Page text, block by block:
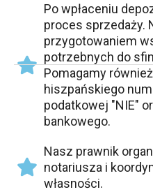
Po wpłaceniu
proces sprzedaży.
przygotowaniem
potrzebnych do
Pomagamy
hiszpańskiego
podatkowej "NIE"
bankowego.
Nasz prawnik
notariusza i
własności.